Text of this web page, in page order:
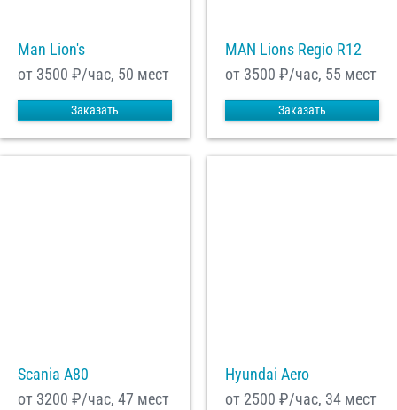
Man Lion's
от 3500 ₽/час, 50 мест
Заказать
MAN Lions Regio R12
от 3500 ₽/час, 55 мест
Заказать
Scania A80
от 3200 ₽/час, 47 мест
Hyundai Aero
от 2500 ₽/час, 34 мест